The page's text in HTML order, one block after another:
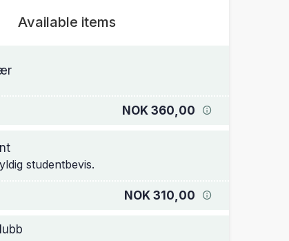
Available items
NOK 360,00
studentbevis.
NOK 310,00